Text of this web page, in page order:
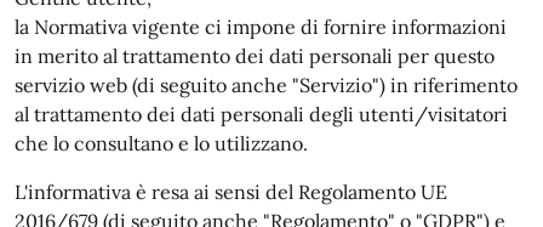
la Normativa vigente ci impone di fornire informazioni
in merito al trattamento dei dati personali per questo
servizio web (di seguito anche "Servizio") in riferimento
al trattamento dei dati personali degli utenti/visitatori
che lo consultano e lo utilizzano.
L'informativa è resa ai sensi del Regolamento UE
2016/679 (di seguito anche "Regolamento" o "GDPR") e